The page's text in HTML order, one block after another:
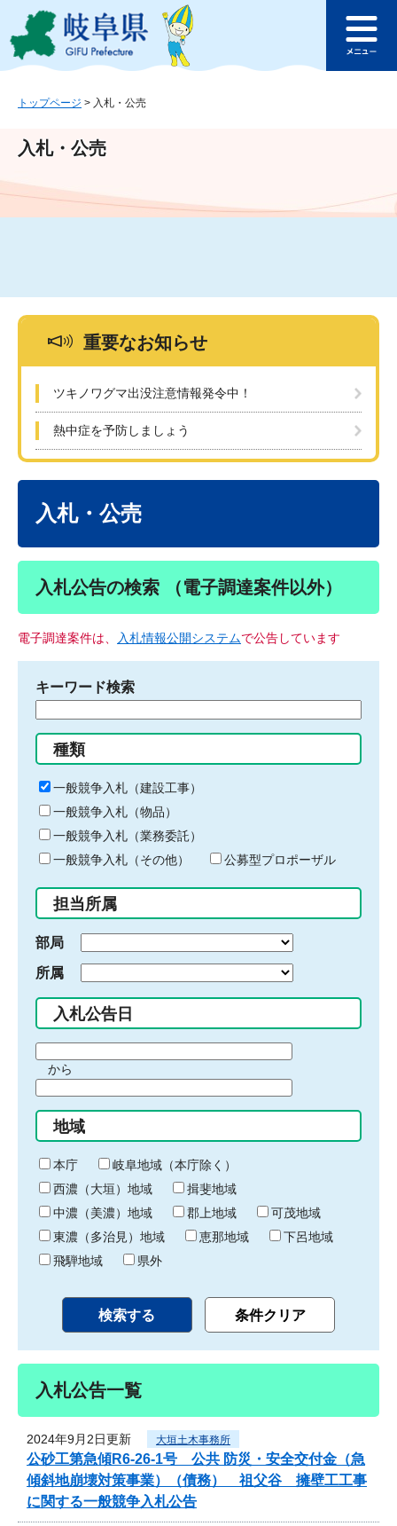
ジ
ュ
文
このページの本文へ
ュ
トップページ > 入札・公売
入札・公売
重要なお知らせ
ツキノワグマ出没注意情報発令中！
熱中症を予防しましょう
入札・公売
入札公告の検索 （電子調達案件以外）
電子調達案件は、 入札情報公開システムで公告しています
キーワード検索
る
キ
ー
ワ
ー
ド
入
力
種類
一般競争入札（建設工事）
一般競争入札（物品）
一般競争入札（業務委託）
一般競争入札（その他）
公募型プロポーザル
担当所属
部局
所属
入札公告日
間
始
り
から
間
終
わ
り
地域
本庁
岐阜地域（本庁除く）
西濃（大垣）地域
揖斐地域
中濃（美濃）地域
郡上地域
可茂地域
東濃（多治見）地域
恵那地域
下呂地域
飛騨地域
県外
入札公告一覧
2024年9月2日更新 大垣土木事務所
公砂工第急傾R6-26-1号 公共 防災・安全交付金（急
傾斜地崩壊対策事業）（債務） 祖父谷 擁壁工工事
に関する一般競争入札公告